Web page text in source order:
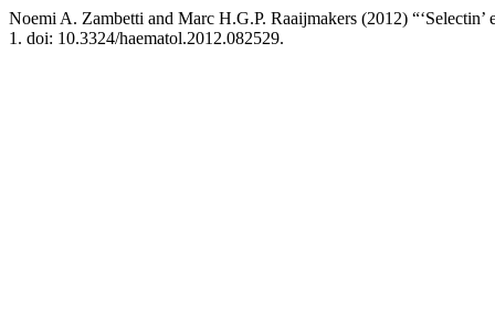
Noemi A. Zambetti and Marc H.G.P. Raaijmakers (2012)
1. doi: 10.3324/haematol.2012.082529.